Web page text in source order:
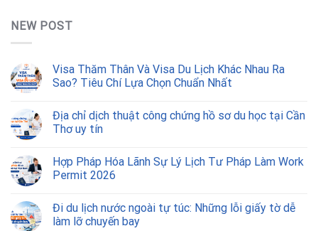
NEW POST
Visa Thăm Thân Và Visa Du Lịch Khác Nhau Ra
Sao? Tiêu Chí Lựa Chọn Chuẩn Nhất
Địa chỉ dịch thuật công chứng hồ sơ du học tại Cần
Thơ uy tín
Hợp Pháp Hóa Lãnh Sự Lý Lịch Tư Pháp Làm Work
Permit 2026
Đi du lịch nước ngoài tự túc: Những lỗi giấy tờ dễ
làm lỡ chuyến bay